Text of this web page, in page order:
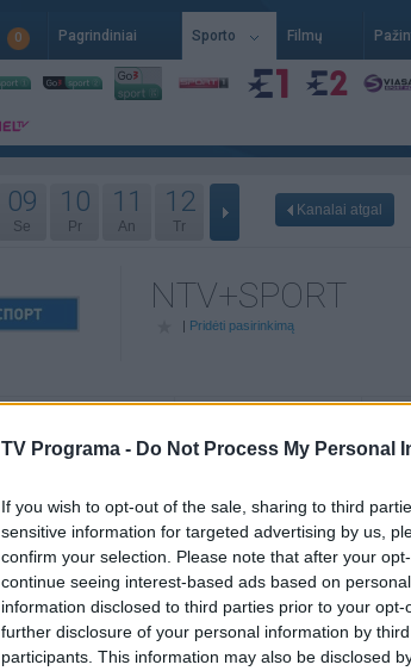
TV Programa - Do Not Process My Personal
If you wish to opt-out of the sale, sharing to third
sensitive information for targeted advertising by us,
confirm your selection. Please note that after your
continue seeing interest-based ads based on
information disclosed to third parties prior to your
further disclosure of your personal information by
participants. This information may also be disclosed
0 Pagrindiniai Sporto Filmų
09
Se
10
Pr
11
An
12
Tr
Kanalai atgal
NTV+SPORT
| Pridėti pasirinkimą